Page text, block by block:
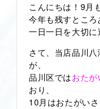
こんにちは！9月
今年も残すところ
一日一日を大切
さて、当店品川
が、
品川区ではおたが
おり、
10月はおたがい